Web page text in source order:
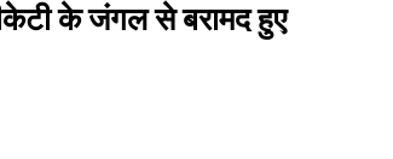
के जंगल से बरामद हुए